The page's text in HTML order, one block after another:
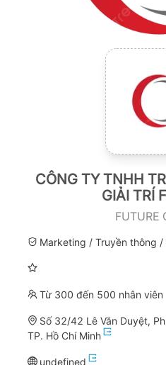
CÔNG TY TNHH
GIẢI TRÍ
FUTURE
Marketing / Truyền thông /
Từ 300 đến 500 nhân viên
Số 32/42 Lê Văn Duyệt,
TP. Hồ Chí Minh
undefined